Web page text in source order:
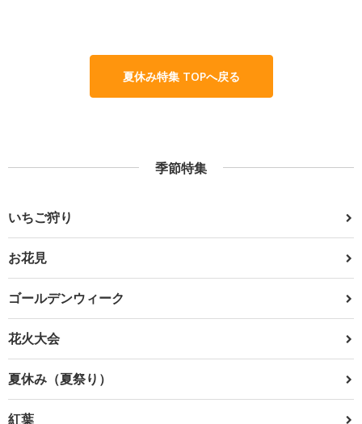
夏休み特集 TOPへ戻る
季節特集
いちご狩り
お花見
ゴールデンウィーク
花火大会
夏休み（夏祭り）
紅葉